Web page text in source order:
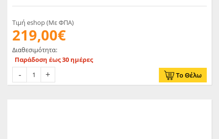
Τιμή eshop (Με ΦΠΑ)
219,00€
Διαθεσιμότητα:
Παράδοση έως 30 ημέρες
Το Θέλω